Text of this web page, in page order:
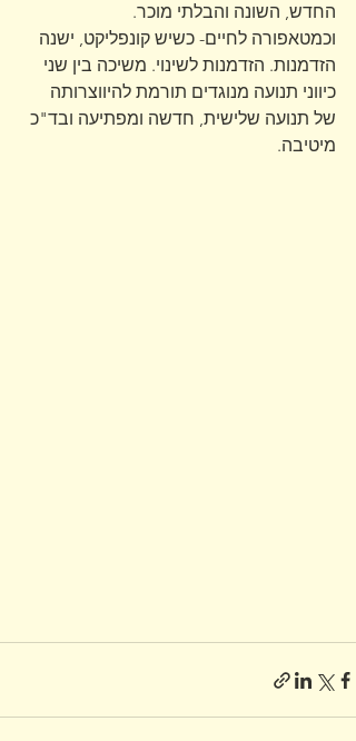
החדש, השונה והבלתי מוכר.
וכמטאפורה לחיים- כשיש קונפליקט, ישנה
הזדמנות. הזדמנות לשינוי. משיכה בין שני
כיווני תנועה מנוגדים תורמת להיווצרותה
של תנועה שלישית, חדשה ומפתיעה ובד"כ
מיטיבה.